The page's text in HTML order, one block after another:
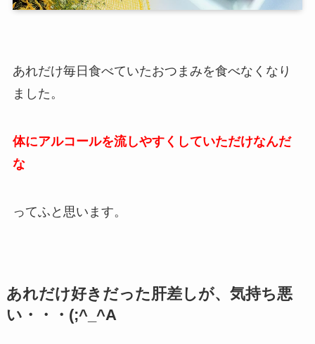
あれだけ毎日食べていたおつまみを食べなくなり
ました。
体にアルコールを流しやすくしていただけなんだ
な
ってふと思います。
あれだけ好きだった肝差しが、気持ち悪
い・・・(;^_^A